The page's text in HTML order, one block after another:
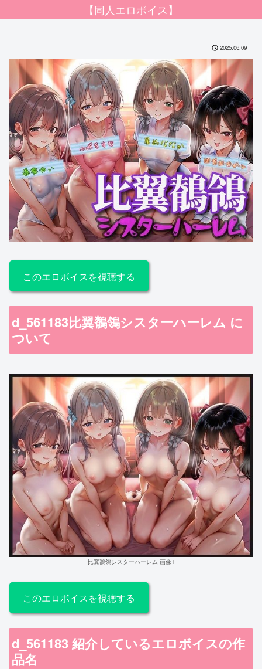
【同人エロボイス】
2025.06.09
このエロボイスを視聴する
d_561183比翼鶺鴒シスターハーレム に
ついて
比翼鶺鴒シスターハーレム 画像1
このエロボイスを視聴する
d_561183 紹介しているエロボイスの作
品名